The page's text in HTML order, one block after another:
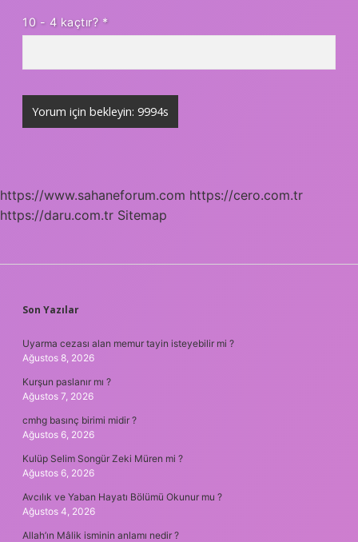
10 - 4 kaçtır? *
https://www.sahaneforum.com https://cero.com.tr
https://daru.com.tr Sitemap
SIDEBAR
Son Yazılar
Uyarma cezası alan memur tayin isteyebilir mi ?
Ağustos 8, 2026
Kurşun paslanır mı ?
Ağustos 7, 2026
cmhg basınç birimi midir ?
Ağustos 6, 2026
Kulüp Selim Songür Zeki Müren mi ?
Ağustos 6, 2026
Avcılık ve Yaban Hayatı Bölümü Okunur mu ?
Ağustos 4, 2026
Allah’ın Mâlik isminin anlamı nedir ?